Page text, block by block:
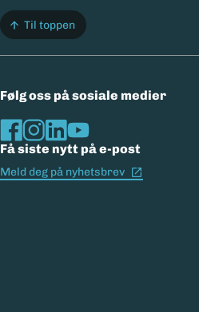
Til toppen
Følg oss på sosiale medier
Få siste nytt på e-post
Meld deg på nyhetsbrev